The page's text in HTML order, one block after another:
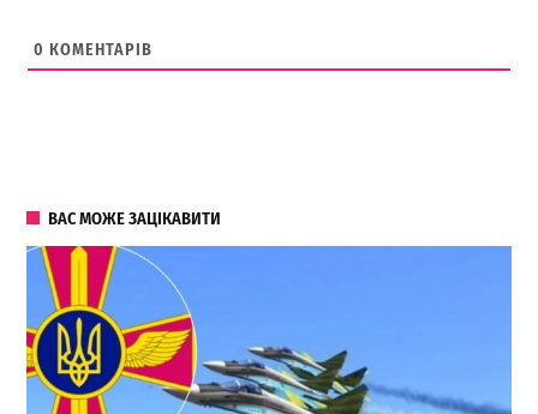
0 КОМЕНТАРІВ
ВАС МОЖЕ ЗАЦІКАВИТИ